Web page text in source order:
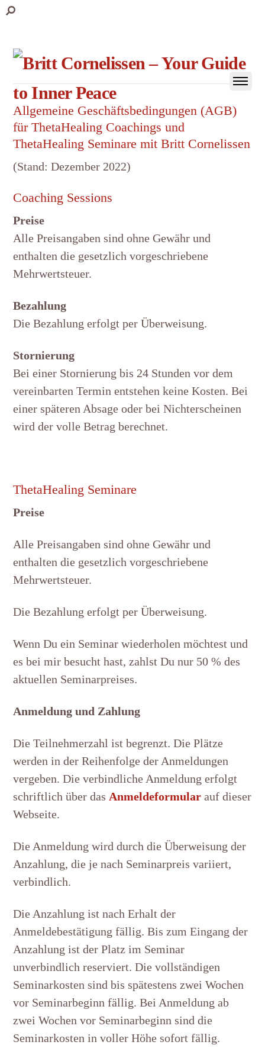
Allgemeine Geschäftsbedingungen (AGB)
für ThetaHealing Coachings und
ThetaHealing Seminare mit Britt Cornelissen
(Stand: Dezember 2022)
Coaching Sessions
Preise
Alle Preisangaben sind ohne Gewähr und
enthalten die gesetzlich vorgeschriebene
Mehrwertsteuer.
Bezahlung
Die Bezahlung erfolgt per Überweisung.
Stornierung
Bei einer Stornierung bis 24 Stunden vor dem
vereinbarten Termin entstehen keine Kosten. Bei
einer späteren Absage oder bei Nichterscheinen
wird der volle Betrag berechnet.
ThetaHealing Seminare
Preise
Alle Preisangaben sind ohne Gewähr und
enthalten die gesetzlich vorgeschriebene
Mehrwertsteuer.
Die Bezahlung erfolgt per Überweisung.
Wenn Du ein Seminar wiederholen möchtest und
es bei mir besucht hast, zahlst Du nur 50 % des
aktuellen Seminarpreises.
Anmeldung und Zahlung
Die Teilnehmerzahl ist begrenzt. Die Plätze
werden in der Reihenfolge der Anmeldungen
vergeben. Die verbindliche Anmeldung erfolgt
schriftlich über das Anmeldeformular auf dieser
Webseite.
Die Anmeldung wird durch die Überweisung der
Anzahlung, die je nach Seminarpreis variiert,
verbindlich.
Die Anzahlung ist nach Erhalt der
Anmeldebestätigung fällig. Bis zum Eingang der
Anzahlung ist der Platz im Seminar
unverbindlich reserviert. Die vollständigen
Seminarkosten sind bis spätestens zwei Wochen
vor Seminarbeginn fällig. Bei Anmeldung ab
zwei Wochen vor Seminarbeginn sind die
Seminarkosten in voller Höhe sofort fällig.